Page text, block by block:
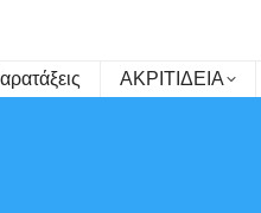
ΑΚΡΙΤΙΔΕΙΑ